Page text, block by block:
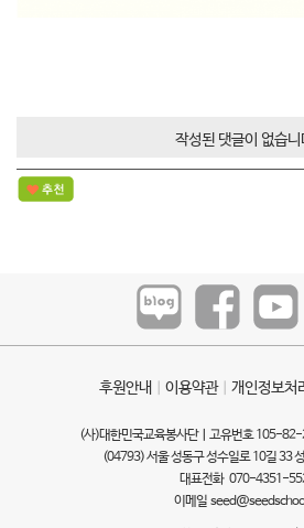
작성된 댓글이 없습니
후원안내 이용약관ㅣ 개인정보처
(사)대한민국교육봉사단ㅣ고유번호 105-
(04793) 서울 성동구 성수일로 10길 33
대표전화 070-4351-
이메일